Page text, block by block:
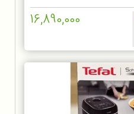
16,890,000